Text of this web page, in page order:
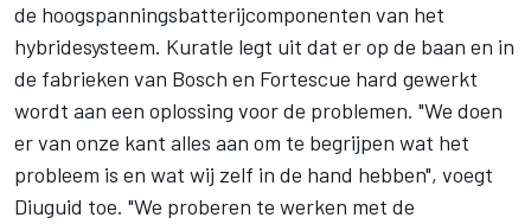
de hoogspanningsbatterijcomponenten van het
hybridesysteem. Kuratle legt uit dat er op de baan en in
de fabrieken van Bosch en Fortescue hard gewerkt
wordt aan een oplossing voor de problemen. "We doen
er van onze kant alles aan om te begrijpen wat het
probleem is en wat wij zelf in de hand hebben", voegt
Diuguid toe. "We proberen te werken met de